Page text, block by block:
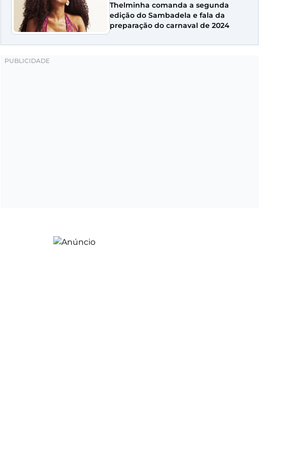
Thelminha comanda a segunda
edição do Sambadela e fala da
preparação do carnaval de 2024